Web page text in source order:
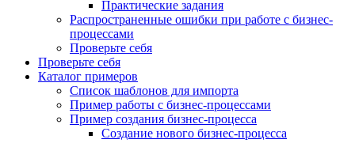
Практические задания
Распространенные ошибки при работе с бизнес-
процессами
Проверьте себя
Проверьте себя
Каталог примеров
Список шаблонов для импорта
Пример работы с бизнес-процессами
Пример создания бизнес-процесса
Создание нового бизнес-процесса